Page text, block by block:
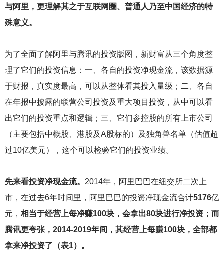
与阿里，更理解其之于互联网圈、普通人乃至中国经济的特
殊意义。
为了全面了解阿里与腾讯的投资版图，新财富从三个角度整
理了它们的投资信息：一、各自的投资净现金流，该数据源
于财报，真实度最高，可以从整体看其投入量级；二、各自
在年报中披露的联营公司投资及重大项目投资，从中可以看
出它们的投资重点和逻辑；三、它们参控股的所有上市公司
（主要包括中概股、港股及A股标的）及独角兽名单（估值超
过10亿美元），这个可以检验它们的投资业绩。
先来看投资净现金流。 2014年，阿里巴巴在纽交所二次上
市，在过去6年时间里，阿里巴巴的投资净现金流合计5176亿
元， 相当于经营上每净赚100块，会拿出80块进行净投资；而
腾讯更夸张，2014-2019年间，其经营上每赚100块，全部都
拿来净投资了（表1）。